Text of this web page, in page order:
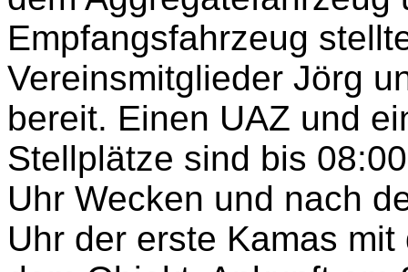
Empfangsfahrzeug
Vereinsmitglieder Jörg
bereit. Einen UAZ und
Stellplätze sind bis
Uhr Wecken und nach
Uhr der erste Kamas